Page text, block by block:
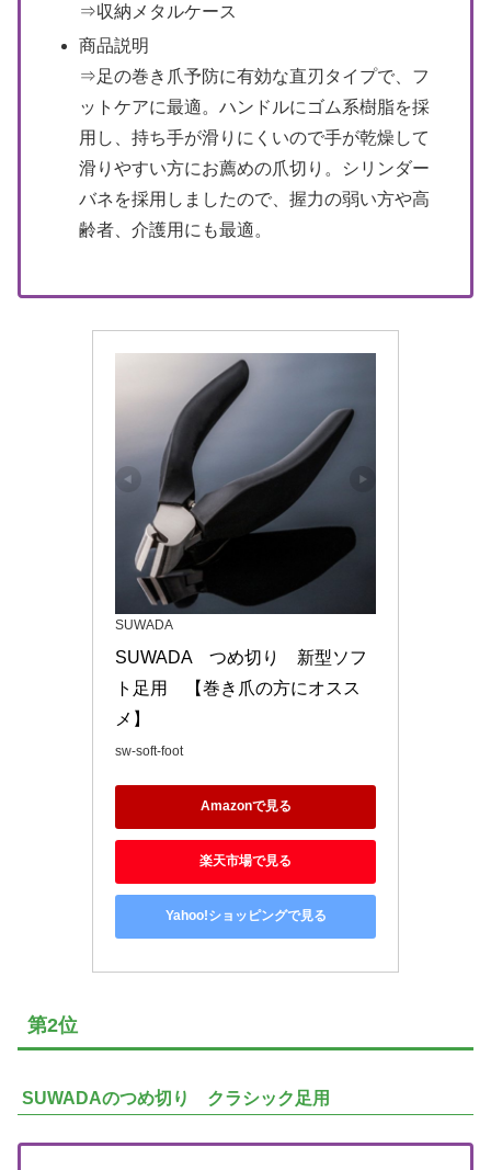
⇒収納メタルケース
商品説明
⇒足の巻き爪予防に有効な直刃タイプで、フ
ットケアに最適。ハンドルにゴム系樹脂を採
用し、持ち手が滑りにくいので手が乾燥して
滑りやすい方にお薦めの爪切り。シリンダー
バネを採用しましたので、握力の弱い方や高
齢者、介護用にも最適。
SUWADA
SUWADA　つめ切り　新型ソフ
ト足用　【巻き爪の方にオスス
メ】
sw-soft-foot
Amazonで見る
楽天市場で見る
Yahoo!ショッピングで見る
第2位
SUWADAのつめ切り クラシック足用